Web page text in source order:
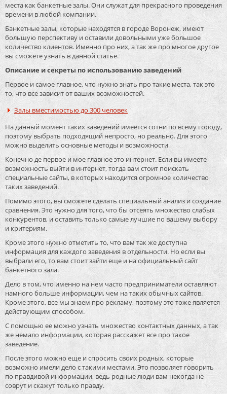
места как банкетные залы. Они служат для прекрасного проведения
времени в любой компании.
Банкетные залы, которые находятся в городе Воронеж, имеют
большую перспективу и оставили довольными уже большое
количество клиентов. Именно про них, а так же про многое другое
вы сможете узнать в данной статье.
Описание и секреты по использованию заведений
Первое и самое главное, что нужно знать про такие места, так это
то, что все зависит от ваших возможностей.
Залы вместимостью до 300 человек
На данный момент таких заведений имеется сотни по всему городу,
поэтому выбрать подходящий непросто, но реально. Для этого
можно выделить основные методы и возможности
Конечно де первое и мое главное это интернет. Если вы имеете
возможность выйти в интернет, тогда вам стоит поискать
специальные сайты, в которых находится огромное количество
таких заведений.
Помимо этого, вы сможете сделать специальный анализ и создание
сравнения. Это нужно для того, что бы отсеять множество слабых
конкурентов, и оставить только самые лучшие по вашему выбору
и критериям.
Кроме этого нужно отметить то, что вам так же доступна
информация для каждого заведения в отдельности. Но если вы
выбрали его, то вам стоит зайти еще и на официальный сайт
банкетного зала.
Дело в том, что именно на нем часто предприниматели оставляют
намного больше информации, чем на таких обычных сайтов.
Кроме этого, все мы знаем про рекламу, поэтому это тоже является
действующим способом.
С помощью ее можно узнать множество контактных данных, а так
же немало информации, которая расскажет все про такое
заведение.
После этого можно еще и спросить своих родных, которые
возможно имели дело с такими местами. Это позволяет говорить
по правдивой информации, ведь родные люди вам некогда не
соврут и скажут только правду.